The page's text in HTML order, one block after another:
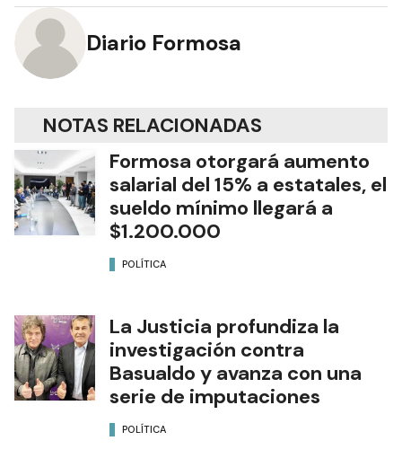
Diario Formosa
NOTAS RELACIONADAS
Formosa otorgará aumento
salarial del 15% a estatales, el
sueldo mínimo llegará a
$1.200.000
POLÍTICA
La Justicia profundiza la
investigación contra
Basualdo y avanza con una
serie de imputaciones
POLÍTICA